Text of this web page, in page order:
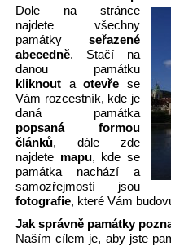
Dole na stránce
najdete všechny
památky seřazené
abecedně. Stačí na
danou památku
kliknout aotevře se
Vám rozcestník, kde je
daná památka
popsaná formou
článků, dále zde
najdete mapu, kde se
památka nachází a
samozřejmostí jsou
fotografie, které Vám
Jak správně památky
Naším cílem je, aby jste